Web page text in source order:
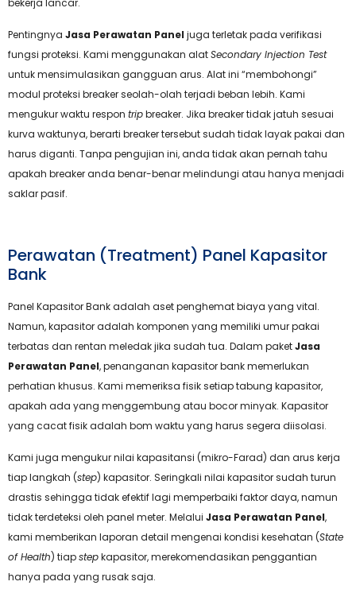
bekerja lancar.
Pentingnya Jasa Perawatan Panel juga terletak pada verifikasi
fungsi proteksi. Kami menggunakan alatSecondary Injection Test
untuk mensimulasikan gangguan arus. Alat ini “membohongi”
modul proteksi breaker seolah-olah terjadi beban lebih. Kami
mengukur waktu respon tripbreaker. Jika breaker tidak jatuh sesuai
kurva waktunya, berarti breaker tersebut sudah tidak layak pakai dan
harus diganti. Tanpa pengujian ini, anda tidak akan pernah tahu
apakah breaker anda benar-benar melindungi atau hanya menjadi
saklar pasif.
Perawatan (Treatment) Panel Kapasitor
Bank
Panel Kapasitor Bank adalah aset penghemat biaya yang vital.
Namun, kapasitor adalah komponen yang memiliki umur pakai
terbatas dan rentan meledak jika sudah tua. Dalam paketJasa
Perawatan Panel, penanganan kapasitor bank memerlukan
perhatian khusus. Kami memeriksa fisik setiap tabung kapasitor,
apakah ada yang menggembung atau bocor minyak. Kapasitor
yang cacat fisik adalah bom waktu yang harus segera diisolasi.
Kami juga mengukur nilai kapasitansi (mikro-Farad) dan arus kerja
tiap langkah (step) kapasitor. Seringkali nilai kapasitor sudah turun
drastis sehingga tidak efektif lagi memperbaiki faktor daya, namun
tidak terdeteksi oleh panel meter. Melalui Jasa Perawatan Panel,
kami memberikan laporan detail mengenai kondisi kesehatan (State
of Health) tiapstepkapasitor, merekomendasikan penggantian
hanya pada yang rusak saja.